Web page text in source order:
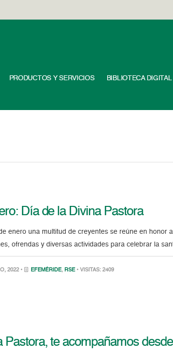
PRODUCTOS Y SERVICIOS BIBLIOTECA DIGITAL
Día de la Divina Pastora
enero una multitud de creyentes se reúne en honor
ofrendas y diversas actividades para celebrar la
2022 • EFEMÉRIDE, RSE • VISITAS: 2409
Pastora, te acompañamos